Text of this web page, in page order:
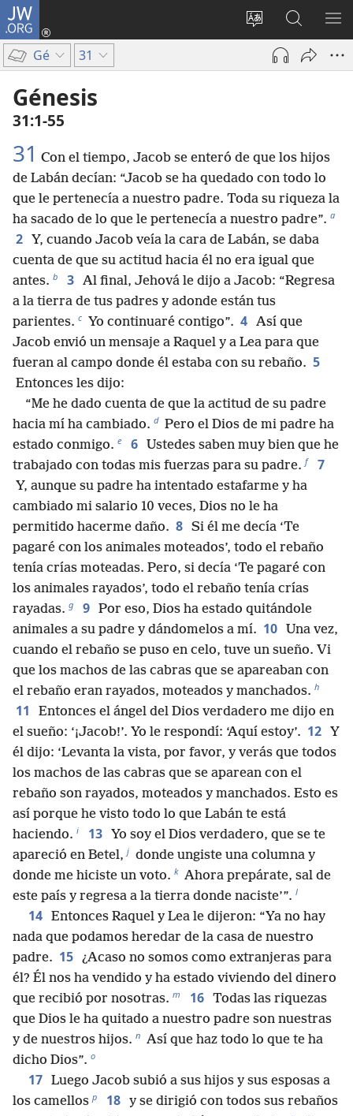
JW.ORG
Cambiar
idioma
del sitio
Iniciar
sesión
en
jw.org
Gé 31
Génesis
31:1-55
31 Con el tiempo, Jacob se enteró de que los hijos
de Labán decían: “Jacob se ha quedado con todo lo
que le pertenecía a nuestro padre. Toda su riqueza la
ha sacado de lo que le pertenecía a nuestro padre”. a
2 Y, cuando Jacob veía la cara de Labán, se daba
cuenta de que su actitud hacia él no era igual que
antes. b 3 Al final, Jehová le dijo a Jacob: “Regresa
a la tierra de tus padres y adonde están tus
parientes. c Yo continuaré contigo”. 4 Así que
Jacob envió un mensaje a Raquel y a Lea para que
fueran al campo donde él estaba con su rebaño. 5
Entonces les dijo:
“Me he dado cuenta de que la actitud de su padre
hacia mí ha cambiado. d Pero el Dios de mi padre ha
estado conmigo. e 6 Ustedes saben muy bien que he
trabajado con todas mis fuerzas para su padre. f 7
Y, aunque su padre ha intentado estafarme y ha
cambiado mi salario 10 veces, Dios no le ha
permitido hacerme daño. 8 Si él me decía ‘Te
pagaré con los animales moteados’, todo el rebaño
tenía crías moteadas. Pero, si decía ‘Te pagaré con
los animales rayados’, todo el rebaño tenía crías
rayadas. g 9 Por eso, Dios ha estado quitándole
animales a su padre y dándomelos a mí. 10 Una vez,
cuando el rebaño se puso en celo, tuve un sueño. Vi
que los machos de las cabras que se apareaban con
el rebaño eran rayados, moteados y manchados. h
11
Entonces el ángel del Dios verdadero me dijo en
el sueño: ‘¡Jacob!’. Yo le respondí: ‘Aquí estoy’. 12 Y
él dijo: ‘Levanta la vista, por favor, y verás que todos
los machos de las cabras que se aparean con el
rebaño son rayados, moteados y manchados. Esto es
así porque he visto todo lo que Labán te está
haciendo. i 13 Yo soy el Dios verdadero, que se te
apareció en Betel, j donde ungiste una columna y
donde me hiciste un voto. k Ahora prepárate, sal de
este país y regresa a la tierra donde naciste’”. l
14 Entonces Raquel y Lea le dijeron: “Ya no hay
nada que podamos heredar de la casa de nuestro
padre. 15 ¿Acaso no somos como extranjeras para
él? Él nos ha vendido y ha estado viviendo del dinero
que recibió por nosotras. m 16 Todas las riquezas
que Dios le ha quitado a nuestro padre son nuestras
y de nuestros hijos. n Así que haz todo lo que te ha
dicho Dios”. o
17 Luego Jacob subió a sus hijos y sus esposas a
los camellos p 18 y se dirigió con todos sus rebaños